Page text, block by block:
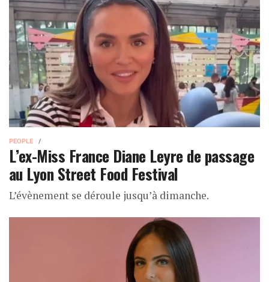
PEOPLE
L’ex-Miss France Diane Leyre de passage
au Lyon Street Food Festival
L’évènement se déroule jusqu’à dimanche.